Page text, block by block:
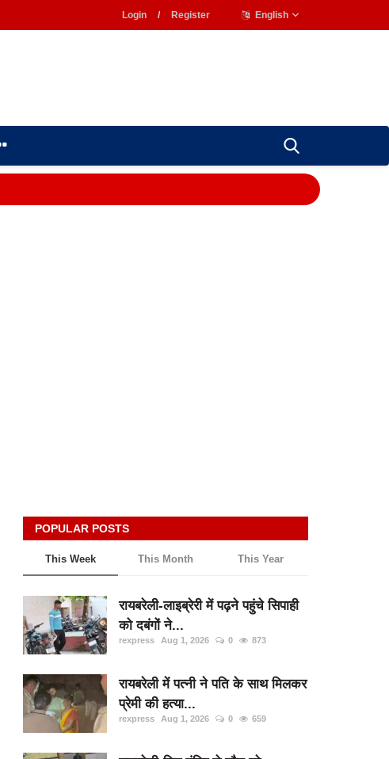
Login / Register English
POPULAR POSTS
This Week This Month This Year
रायबरेली-लाइब्रेरी में पढ़ने पहुंचे सिपाही
को दबंगों ने...
rexpress Aug 1, 2026 0 873
रायबरेली में पत्नी ने पति के साथ मिलकर
प्रेमी की हत्या...
rexpress Aug 1, 2026 0 659